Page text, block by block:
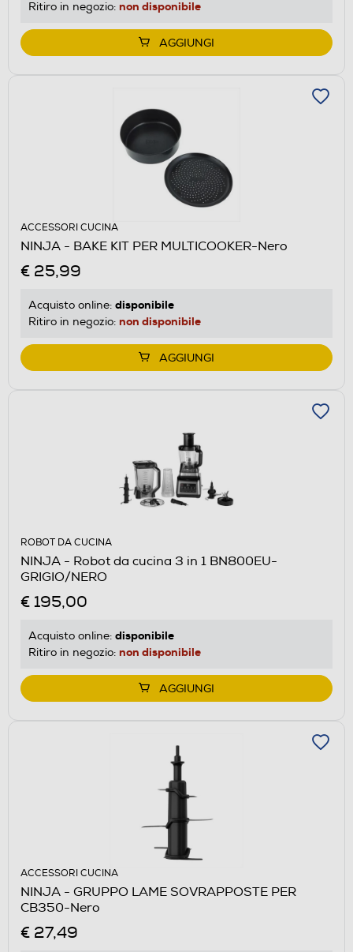
Ritiro in negozio: non disponibile
AGGIUNGI
ACCESSORI CUCINA
NINJA - BAKE KIT PER MULTICOOKER-Nero
€ 25,99
Acquisto online: disponibile
Ritiro in negozio: non disponibile
AGGIUNGI
ROBOT DA CUCINA
NINJA - Robot da cucina 3 in 1 BN800EU-
GRIGIO/NERO
€ 195,00
Acquisto online: disponibile
Ritiro in negozio: non disponibile
AGGIUNGI
ACCESSORI CUCINA
NINJA - GRUPPO LAME SOVRAPPOSTE PER
CB350-Nero
€ 27,49